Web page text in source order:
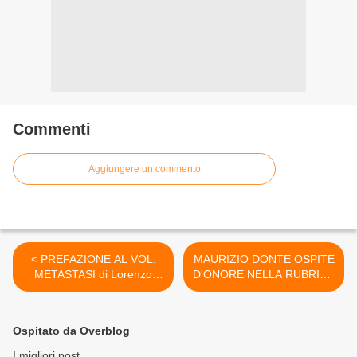
Commenti
Aggiungere un commento
< PREFAZIONE AL VOL.
METASTASI di Lorenzo
Spurio
MAURIZIO DONTE OSPITE
D'ONORE NELLA RUBRICA
DI POESIA >
Ospitato da Overblog